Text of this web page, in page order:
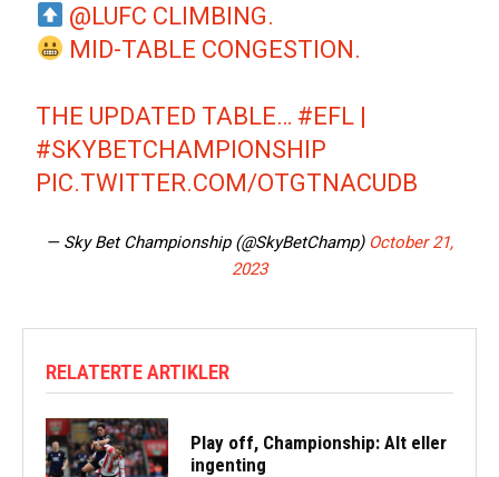
@LUFC CLIMBING.
MID-TABLE CONGESTION.
THE UPDATED TABLE… #EFL |
#SKYBETCHAMPIONSHIP
PIC.TWITTER.COM/OTGTNACUDB
— Sky Bet Championship (@SkyBetChamp) October 21,
2023
RELATERTE ARTIKLER
Play off, Championship: Alt eller
ingenting